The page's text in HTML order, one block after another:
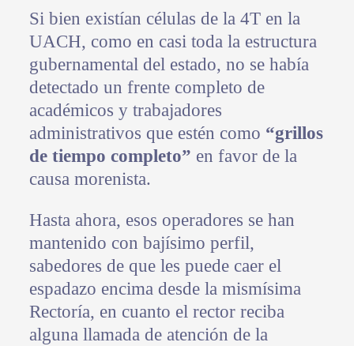
Si bien existían células de la 4T en la
UACH, como en casi toda la estructura
gubernamental del estado, no se había
detectado un frente completo de
académicos y trabajadores
administrativos que estén como “grillos
de tiempo completo” en favor de la
causa morenista.
Hasta ahora, esos operadores se han
mantenido con bajísimo perfil,
sabedores de que les puede caer el
espadazo encima desde la mismísima
Rectoría, en cuanto el rector reciba
alguna llamada de atención de la